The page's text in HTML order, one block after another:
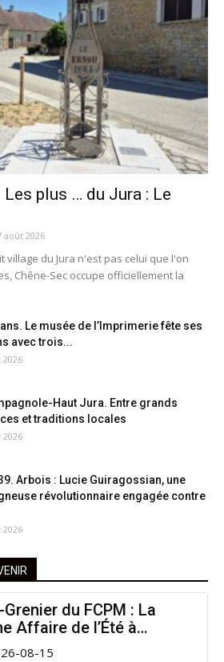
Les plus … du Jura : Le
août 2026
village du Jura n'est pas celui que l'on
Chêne-Sec occupe officiellement la
Le musée de l’Imprimerie fête ses
avec trois...
2026
Haut Jura. Entre grands
et traditions locales
2026
Arbois : Lucie Guiragossian, une
révolutionnaire engagée contre
2026
du FCPM : La
Affaire de l’Été à
!
08-15